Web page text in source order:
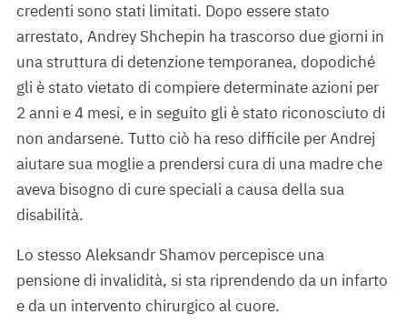
credenti sono stati limitati. Dopo essere stato
arrestato, Andrey Shchepin ha trascorso due giorni in
una struttura di detenzione temporanea, dopodiché
gli è stato vietato di compiere determinate azioni per
2 anni e 4 mesi, e in seguito gli è stato riconosciuto di
non andarsene. Tutto ciò ha reso difficile per Andrej
aiutare sua moglie a prendersi cura di una madre che
aveva bisogno di cure speciali a causa della sua
disabilità.
Lo stesso Aleksandr Shamov percepisce una
pensione di invalidità, si sta riprendendo da un infarto
e da un intervento chirurgico al cuore.